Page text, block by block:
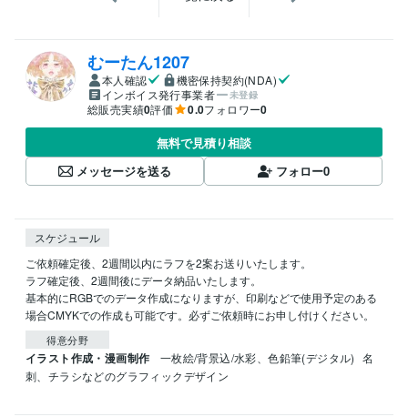
むーたん1207
本人確認
機密保持契約(NDA)
インボイス発行事業者
未登録
総販売実績0評価 0.0フォロワー0
無料で見積り相談
メッセージを送る
フォロー0
スケジュール
ご依頼確定後、2週間以内にラフを2案お送りいたします。
ラフ確定後、2週間後にデータ納品いたします。
基本的にRGBでのデータ作成になりますが、印刷などで使用予定のある
場合CMYKでの作成も可能です。必ずご依頼時にお申し付けください。
得意分野
イラスト作成・漫画制作 一枚絵/背景込/水彩、色鉛筆(デジタル) 名
刺、チラシなどのグラフィックデザイン